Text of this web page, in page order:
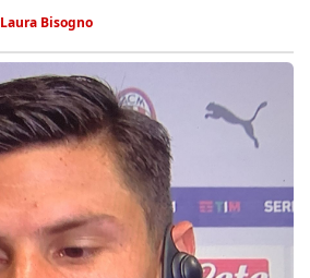
Laura Bisogno